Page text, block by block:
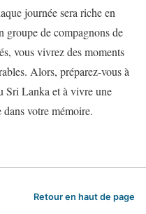
journée sera riche en
groupe de compagnons de
vous vivrez des moments
Alors, préparez-vous à
Sri Lanka et à vivre une
votre mémoire.
Retour en haut de page